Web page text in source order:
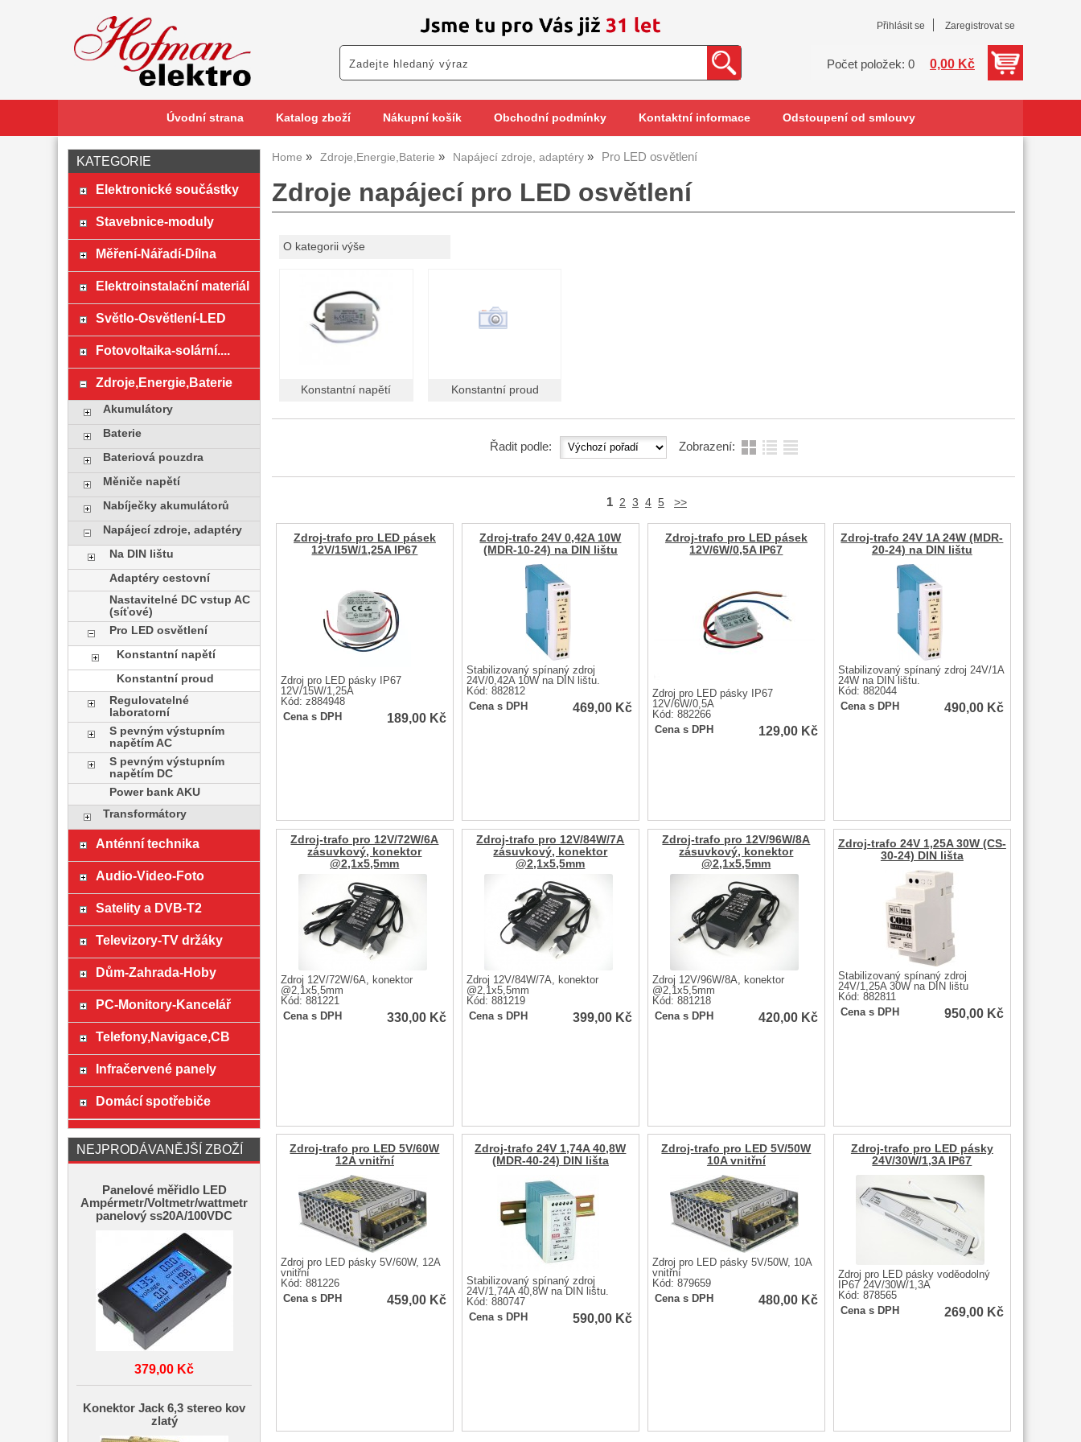
Přihlásit se Zaregistrovat se
Počet položek: 0 0,00 Kč
Úvodní strana Katalog zboží Nákupní košík Obchodní podmínky Kontaktní informace Odstoupení od smlouvy
Home Zdroje,Energie,Baterie Napájecí zdroje, adaptéry Pro LED osvětlení
Zdroje napájecí pro LED osvětlení
O kategorii výše
Konstantní napětí Konstantní proud
Řadit podle: Zobrazení:
1 2 3 4 5 >>
Zdroj-trafo pro LED pásek
12V/15W/1,25A IP67
Zdroj pro LED pásky IP67
12V/15W/1,25A
Kód: z884948
Cena s DPH
189,00 Kč
Zdroj-trafo 24V 0,42A 10W
(MDR-10-24) na DIN lištu
Stabilizovaný spínaný zdroj
24V/0,42A 10W na DIN lištu.
Kód: 882812
Cena s DPH
469,00 Kč
Zdroj-trafo pro LED pásek
12V/6W/0,5A IP67
Zdroj pro LED pásky IP67
12V/6W/0,5A
Kód: 882266
Cena s DPH
129,00 Kč
Zdroj-trafo 24V 1A 24W (MDR-
20-24) na DIN lištu
Stabilizovaný spínaný zdroj 24V/1A
24W na DIN lištu.
Kód: 882044
Cena s DPH
490,00 Kč
Zdroj-trafo pro 12V/72W/6A
zásuvkový, konektor
@2,1x5,5mm
Zdroj 12V/72W/6A, konektor
@2,1x5,5mm
Kód: 881221
Cena s DPH
330,00 Kč
Zdroj-trafo pro 12V/84W/7A
zásuvkový, konektor
@2,1x5,5mm
Zdroj 12V/84W/7A, konektor
@2,1x5,5mm
Kód: 881219
Cena s DPH
399,00 Kč
Zdroj-trafo pro 12V/96W/8A
zásuvkový, konektor
@2,1x5,5mm
Zdroj 12V/96W/8A, konektor
@2,1x5,5mm
Kód: 881218
Cena s DPH
420,00 Kč
Zdroj-trafo 24V 1,25A 30W (CS-
30-24) DIN lišta
Stabilizovaný spínaný zdroj
24V/1,25A 30W na DIN lištu
Kód: 882811
Cena s DPH
950,00 Kč
Zdroj-trafo pro LED 5V/60W
12A vnitřní
Zdroj pro LED pásky 5V/60W, 12A
vnitřní
Kód: 881226
Cena s DPH
459,00 Kč
Zdroj-trafo 24V 1,74A 40,8W
(MDR-40-24) DIN lišta
Stabilizovaný spínaný zdroj
24V/1,74A 40,8W na DIN lištu.
Kód: 880747
Cena s DPH
590,00 Kč
Zdroj-trafo pro LED 5V/50W
10A vnitřní
Zdroj pro LED pásky 5V/50W, 10A
vnitřní
Kód: 879659
Cena s DPH
480,00 Kč
Zdroj-trafo pro LED pásky
24V/30W/1,3A IP67
Zdroj pro LED pásky voděodolný
IP67 24V/30W/1,3A
Kód: 878565
Cena s DPH
269,00 Kč
KATEGORIE
Elektronické součástky
Stavebnice-moduly
Měření-Nářadí-Dílna
Elektroinstalační materiál
Světlo-Osvětlení-LED
Fotovoltaika-solární....
Zdroje,Energie,Baterie
Akumulátory
Baterie
Bateriová pouzdra
Měniče napětí
Nabíječky akumulátorů
Napájecí zdroje, adaptéry
Na DIN lištu
Adaptéry cestovní
Nastavitelné DC vstup AC
(síťové)
Pro LED osvětlení
Konstantní napětí
Konstantní proud
Regulovatelné
laboratorní
S pevným výstupním
napětím AC
S pevným výstupním
napětím DC
Power bank AKU
Transformátory
Anténní technika
Audio-Video-Foto
Satelity a DVB-T2
Televizory-TV držáky
Dům-Zahrada-Hoby
PC-Monitory-Kancelář
Telefony,Navigace,CB
Infračervené panely
Domácí spotřebiče
NEJPRODÁVANĚJŠÍ ZBOŽÍ
Panelové měřidlo LED
Ampérmetr/Voltmetr/wattmetr
panelový ss20A/100VDC
379,00 Kč
Konektor Jack 6,3 stereo kov
zlatý